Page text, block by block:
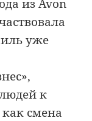
из Avon
уже
к
смена